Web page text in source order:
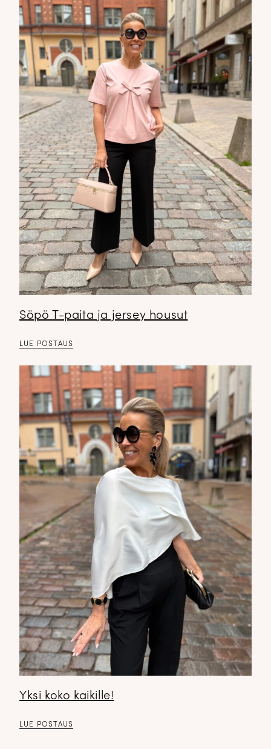
Söpö T-paita ja jersey housut
LUE POSTAUS
Yksi koko kaikille!
LUE POSTAUS